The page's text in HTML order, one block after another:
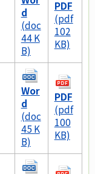
d
(doc
44 K
B)
PDF
(pdf
102
KB)
Wor
d
(doc
45 K
B)
PDF
(pdf
100
KB)